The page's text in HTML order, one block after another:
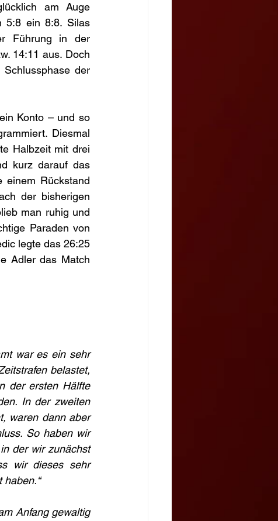
am Auge
5:8 ein 8:8. Silas
Führung in der
14:11 aus. Doch
der
Konto – und so
Diesmal
Halbzeit mit drei
kurz darauf das
einem Rückstand
der bisherigen
man ruhig und
Paraden von
legte das 26:25
Adler das Match
war es ein sehr
belastet,
der ersten Hälfte
In der zweiten
waren dann aber
So haben wir
der wir zunächst
wir dieses sehr
Anfang gewaltig